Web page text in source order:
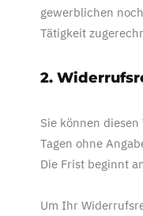
gewerblichen
Tätigkeit
2.
Sie können
Tagen ohne
Die Frist beginnt
Um Ihr